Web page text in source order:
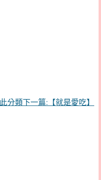
此分類下一篇:【就是愛吃】